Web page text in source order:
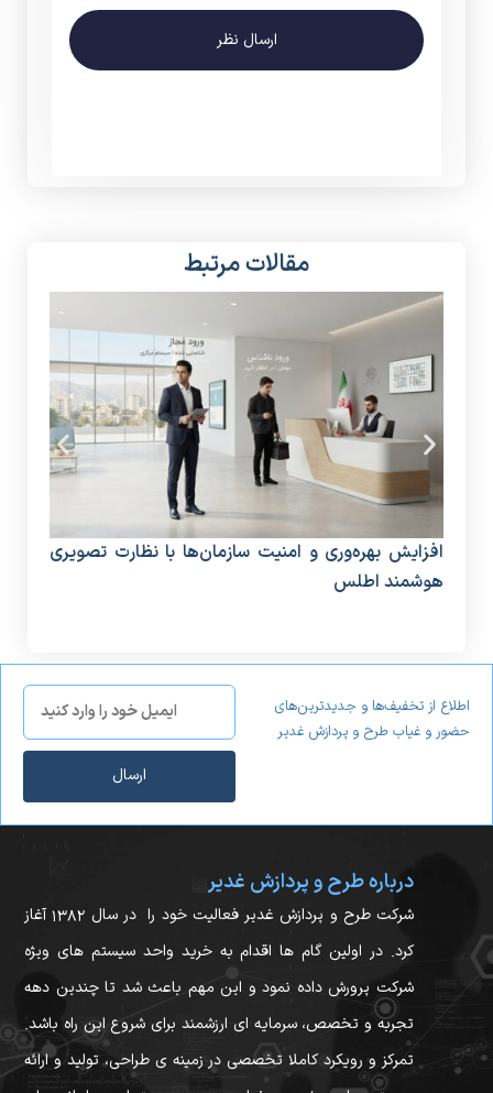
ارسال نظر
مقالات مرتبط
افزایش بهره‌وری و امنیت سازمان‌ها با نظارت تصویری
هوشمند اطلس
اطلاع از تخفیف‌ها و جدیدترین‌های
حضور و غیاب طرح و پردازش غدیر
ارسال
درباره طرح و پردازش غدیر
شرکت طرح و پردازش غدیر فعالیت خود را در سال ۱۳۸۲ آغاز
کرد. در اولین گام ها اقدام به خرید واحد سیستم های ویژه
شرکت پرورش داده نمود و این مهم باعث شد تا چندین دهه
تجربه و تخصص، سرمایه ای ارزشمند برای شروع این راه باشد.
تمرکز و رویکرد کاملا تخصصی در زمینه ی طراحی، تولید و ارائه